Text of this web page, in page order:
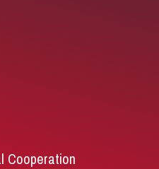
Cooperation